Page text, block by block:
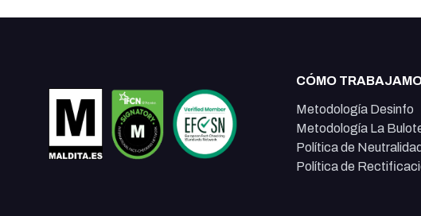
CÓMO
Metodología Desinfo
Metodología La
Política de Neutralidad
Política de